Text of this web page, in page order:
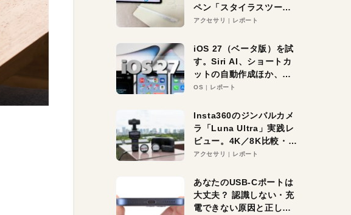
ペン「スタイラスツーウ
ェイ」レビュー。持ち替
アクセサリ レポート
iOS 27（ベータ版）を試
す。Siri AI、ショートカ
ットの自動作成ほか、期
待大の便利機能5選。
る未来はすぐそこ！
OS レポート
Insta360のジンバルカメ
ラ「Luna Ultra」実践レ
ビュー。4K／8K比較・ズ
ーム・夜間撮影をチェッ
アクセサリ レポート
あなたのUSB-Cポートは
大丈夫？ 認識しない・充
電できない原因と正しい